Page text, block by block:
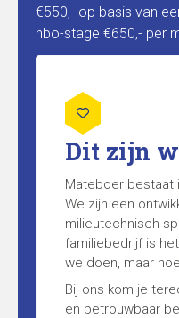
€550,- op basis van
hbo-stage €650,- per
Dit zijn
Mateboer bestaat
We zijn een
milieutechnisch
familiebedrijf is
we doen, maar
Bij ons kom je
en betrouwbaar